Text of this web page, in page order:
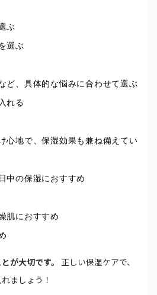
ぶ
選ぶ
ど、具体的な悩みに合わせて選ぶ
れる
心地で、保湿効果も兼ね備えてい
中の保湿におすすめ
肌におすすめ
が大切です。
正しい保湿ケアで、
ましょう！